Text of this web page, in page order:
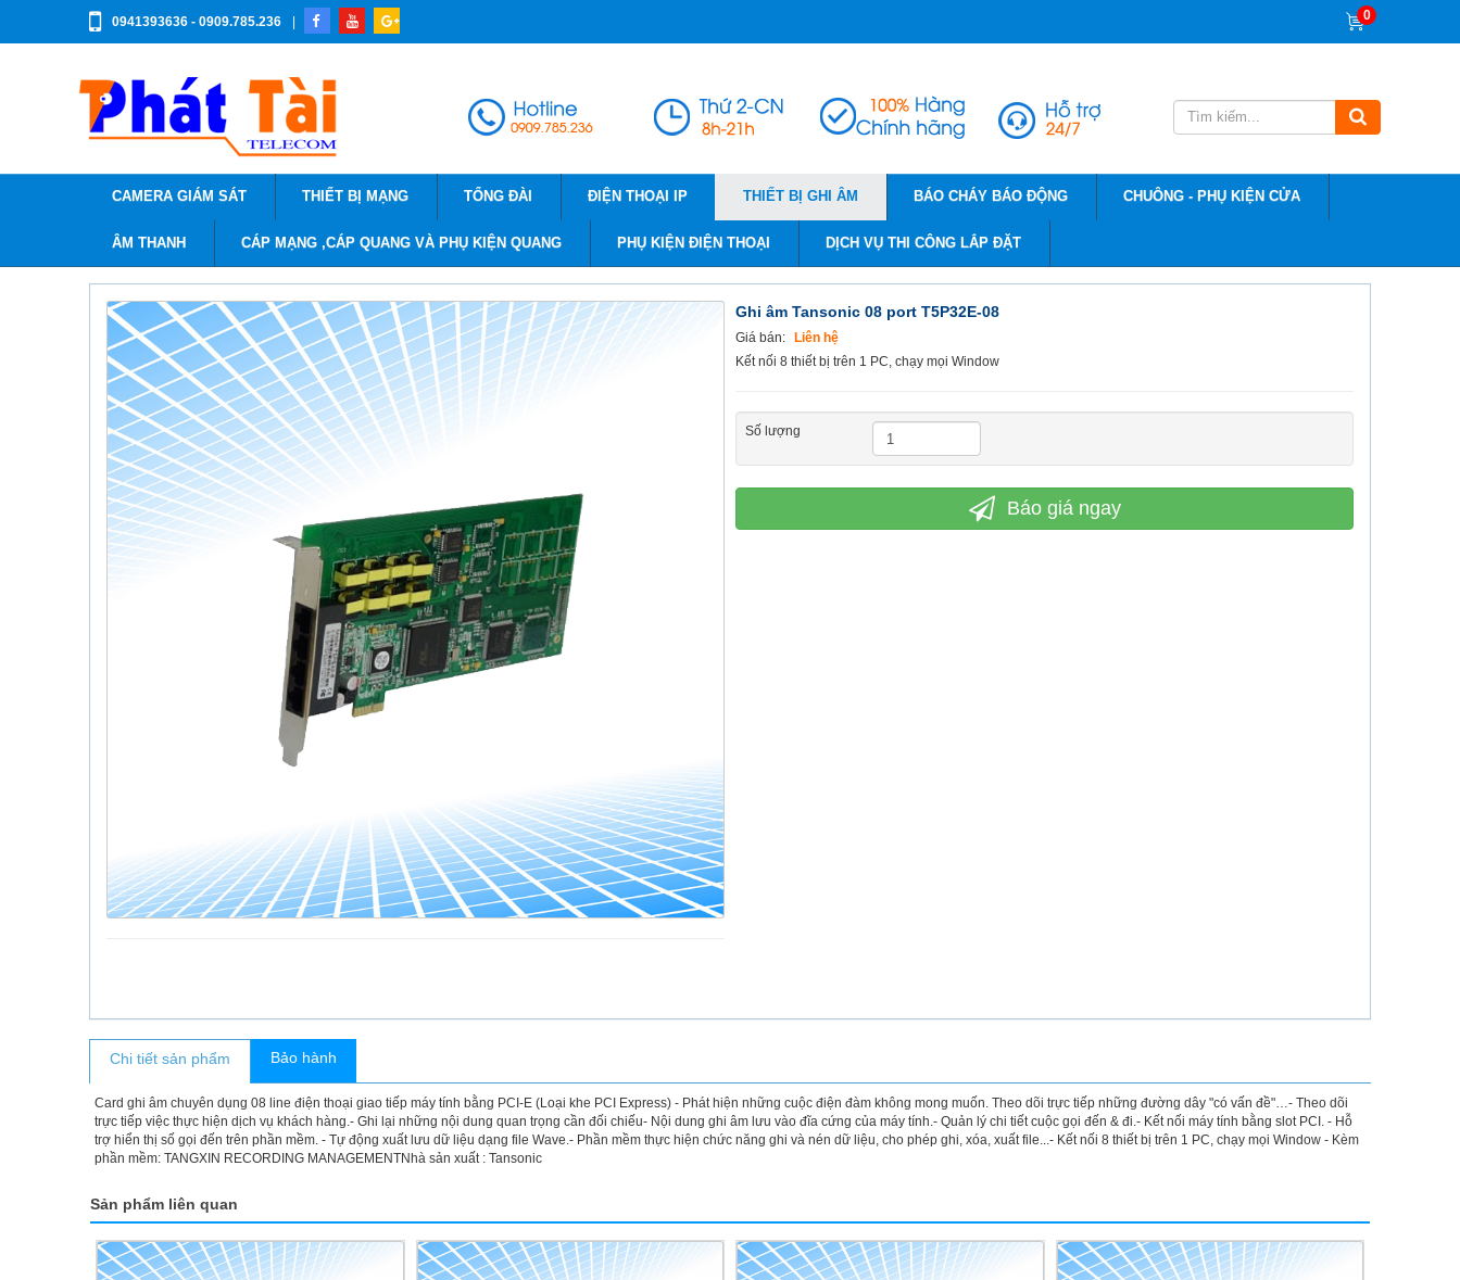
0941393636 - 0909.785.236 0
CAMERA GIÁM SÁT THIẾT BỊ MẠNG TỔNG ĐÀI ĐIỆN THOẠI IP THIẾT BỊ GHI ÂM BÁO CHÁY BÁO ĐỘNG CHUÔNG - PHỤ KIỆN CỬA
ÂM THANH CÁP MẠNG ,CÁP QUANG VÀ PHỤ KIỆN QUANG PHỤ KIỆN ĐIỆN THOẠI DỊCH VỤ THI CÔNG LẮP ĐẶT
Ghi âm Tansonic 08 port T5P32E-08
Giá bán:
Liên hệ
Kết nối 8 thiết bị trên 1 PC, chạy mọi Window
Số lượng
Báo giá ngay
Chi tiết sản phẩm Bảo hành
Card ghi âm chuyên dụng 08 line điện thoại giao tiếp máy tính bằng PCI-E (Loại khe PCI Express) - Phát hiện những cuộc điện đàm không mong muốn. Theo dõi trực tiếp những đường dây "có vấn đề"…- Theo dõi
trực tiếp việc thực hiện dịch vụ khách hàng.- Ghi lại những nội dung quan trọng cần đối chiếu- Nội dung ghi âm lưu vào đĩa cứng của máy tính.- Quản lý chi tiết cuộc gọi đến & đi.- Kết nối máy tính bằng slot PCI. - Hỗ
trợ hiển thị số gọi đến trên phần mềm. - Tự động xuất lưu dữ liệu dạng file Wave.- Phần mềm thực hiện chức năng ghi và nén dữ liệu, cho phép ghi, xóa, xuất file...- Kết nối 8 thiết bị trên 1 PC, chạy mọi Window - Kèm
phần mềm: TANGXIN RECORDING MANAGEMENTNhà sản xuất : Tansonic
Sản phẩm liên quan